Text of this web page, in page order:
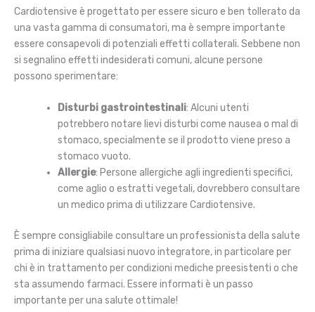
Cardiotensive è progettato per essere sicuro e ben tollerato da
una vasta gamma di consumatori, ma è sempre importante
essere consapevoli di potenziali effetti collaterali. Sebbene non
si segnalino effetti indesiderati comuni, alcune persone
possono sperimentare:
Disturbi gastrointestinali: Alcuni utenti
potrebbero notare lievi disturbi come nausea o mal di
stomaco, specialmente se il prodotto viene preso a
stomaco vuoto.
Allergie: Persone allergiche agli ingredienti specifici,
come aglio o estratti vegetali, dovrebbero consultare
un medico prima di utilizzare Cardiotensive.
È sempre consigliabile consultare un professionista della salute
prima di iniziare qualsiasi nuovo integratore, in particolare per
chi è in trattamento per condizioni mediche preesistenti o che
sta assumendo farmaci. Essere informati è un passo
importante per una salute ottimale!